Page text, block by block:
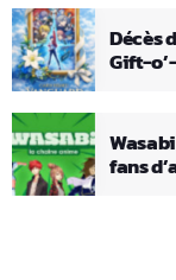
Décès
Gift-
fans